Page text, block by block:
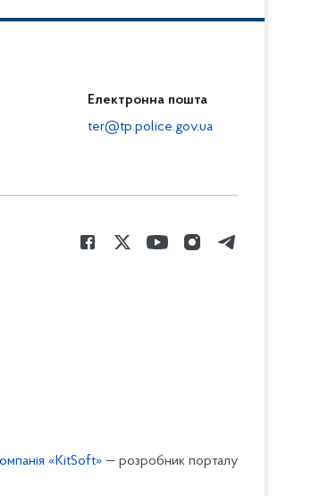
Електронна пошта
ter@tp.police.gov.ua
«KitSoft» — розробник порталу